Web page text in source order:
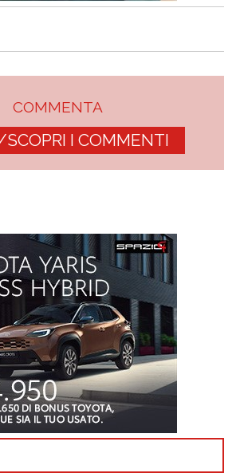
COMMENTA
SCOPRI I COMMENTI